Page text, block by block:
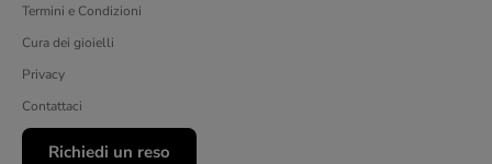
Termini e Condizioni
Cura dei gioielli
Privacy
Contattaci
Richiedi un reso